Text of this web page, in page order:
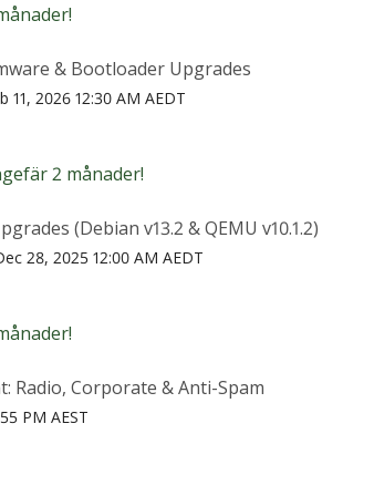
& Bootloader Upgrades
11, 2026 12:30 AM AEDT
2 månader!
(Debian v13.2 & QEMU v10.1.2)
28, 2025 12:00 AM AEDT
Radio, Corporate & Anti-Spam
PM AEST